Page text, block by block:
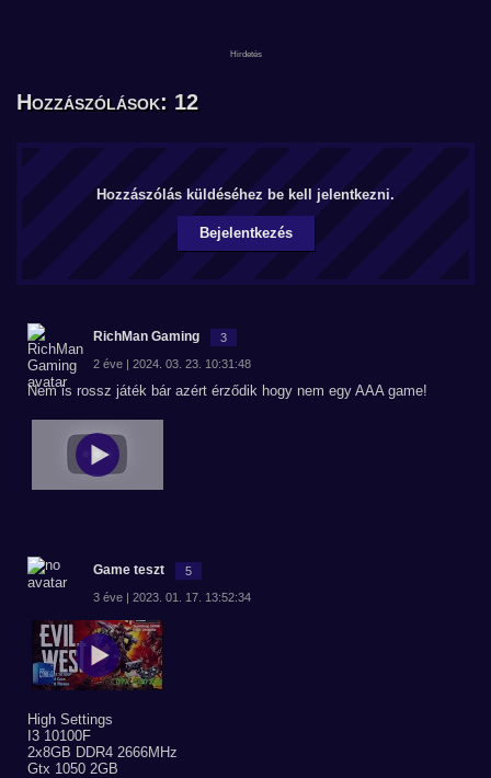
Hozzászólások: 12
Hozzászólás küldéséhez be kell jelentkezni.
Bejelentkezés
RichMan Gaming 3
2 éve | 2024. 03. 23. 10:31:48
Nem is rossz játék bár azért érződik hogy nem egy AAA game!
Game teszt 5
3 éve | 2023. 01. 17. 13:52:34
High Settings
I3 10100F
2x8GB DDR4 2666MHz
Gtx 1050 2GB